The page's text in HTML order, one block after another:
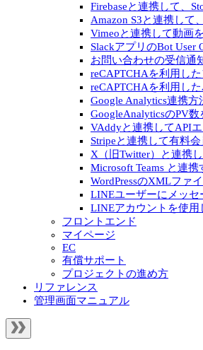
Firebaseと連携して、
Amazon S3と連携して
Vimeoと連携して動画
SlackアプリのBot User
お問い合わせの受信通
reCAPTCHAを利用し
reCAPTCHAを利用し
Google Analytics連携方
GoogleAnalyticsのPV
VAddyと連携してAPI
Stripeと連携して有料
X（旧Twitter）と連携
Microsoft Teams と連携
WordPressのXMLファ
LINEユーザーにメッセ
LINEアカウントを使用
フロントエンド
マイページ
EC
有償サポート
プロジェクトの進め方
リファレンス
管理画面マニュアル